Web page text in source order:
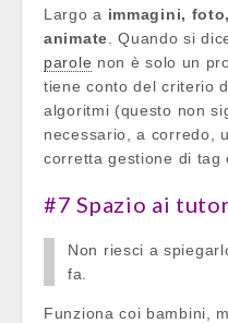
Largo a immagini,
animate . Quando si
parole non è solo un
tiene conto del criterio
algoritmi (questo non
necessario, a corredo,
corretta gestione di tag
#7 Spazio ai
Non riesci a
fa.
Funziona coi bambini,